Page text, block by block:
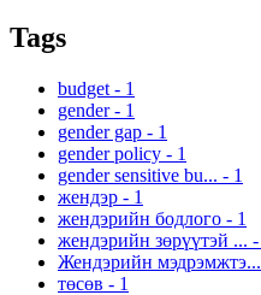
Tags
budget - 1
gender - 1
gender gap - 1
gender policy - 1
gender sensitive bu... - 1
жендэр - 1
жендэрийн бодлого - 1
жендэрийн зөрүүтэй ... -
Жендэрийн мэдрэмжтэ...
төсөв - 1